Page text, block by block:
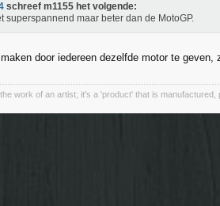
schreef m1155 het volgende:
superspannend maar beter dan de MotoGP.
door iedereen dezelfde motor te
work of an artist; it's a 'product' that is